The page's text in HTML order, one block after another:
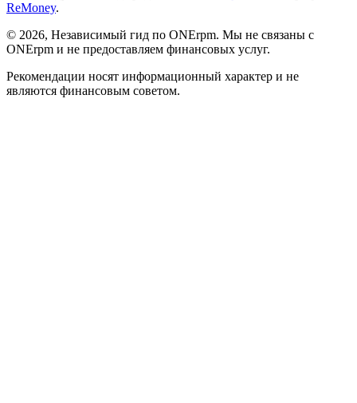
ReMoney.
© 2026, Независимый гид по ONErpm. Мы не связаны с
ONErpm и не предоставляем финансовых услуг.
Рекомендации носят информационный характер и не
являются финансовым советом.